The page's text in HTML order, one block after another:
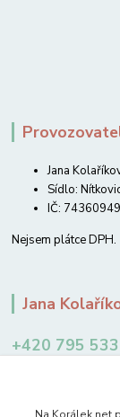
Jana
Sídlo:
IČ: 74360949
Nejsem plátce DPH.
Jana
+420 795
Na Korálek.net